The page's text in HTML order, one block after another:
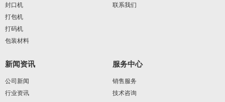
封口机
打包机
打码机
包装材料
联系我们
新闻资讯
公司新闻
行业资讯
服务中心
销售服务
技术咨询